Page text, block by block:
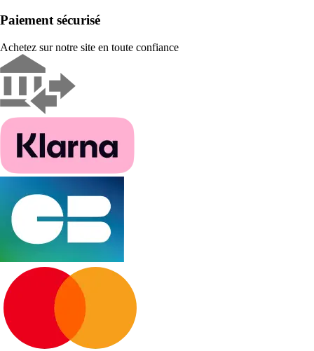
Paiement sécurisé
Achetez sur notre site en toute confiance